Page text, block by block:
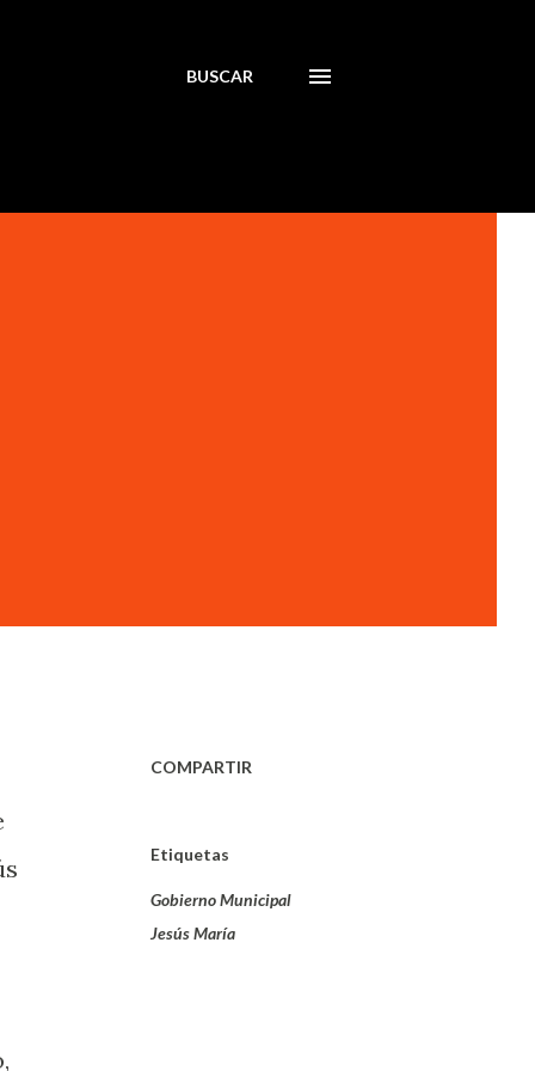
BUSCAR
COMPARTIR
Etiquetas
Gobierno Municipal
Jesús María